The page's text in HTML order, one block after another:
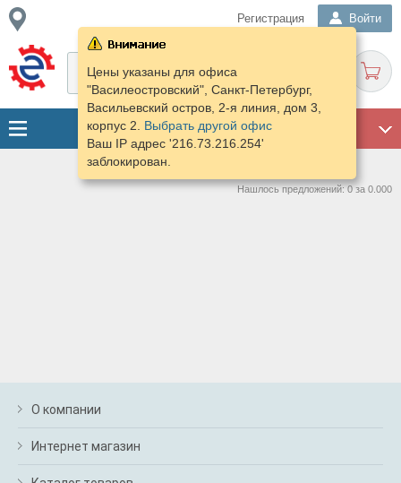
Регистрация Войти
Цены указаны для офиса
"Василеостровский", Санкт-Петербург,
Васильевский остров, 2-я линия, дом 3,
корпус 2. Выбрать другой офис
Ваш IP адрес '216.73.216.254'
заблокирован.
Нашлось предложений: 0 за 0.000
О компании
Интернет магазин